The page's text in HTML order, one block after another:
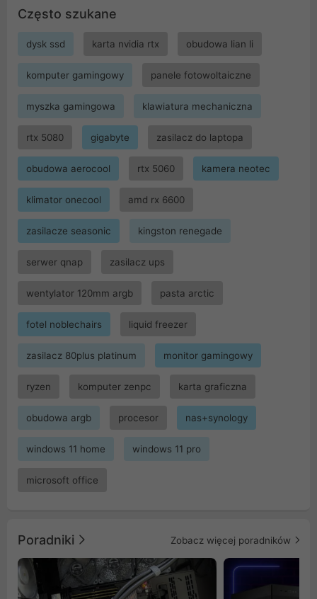
Często szukane
dysk ssd karta nvidia rtx obudowa lian li
komputer gamingowy panele fotowoltaiczne
myszka gamingowa klawiatura mechaniczna
rtx 5080 gigabyte zasilacz do laptopa
obudowa aerocool rtx 5060 kamera neotec
klimator onecool amd rx 6600
zasilacze seasonic kingston renegade
serwer qnap zasilacz ups
wentylator 120mm argb pasta arctic
fotel noblechairs liquid freezer
zasilacz 80plus platinum monitor gamingowy
ryzen komputer zenpc karta graficzna
obudowa argb procesor nas+synology
windows 11 home windows 11 pro
microsoft office
Poradniki Zobacz więcej poradników